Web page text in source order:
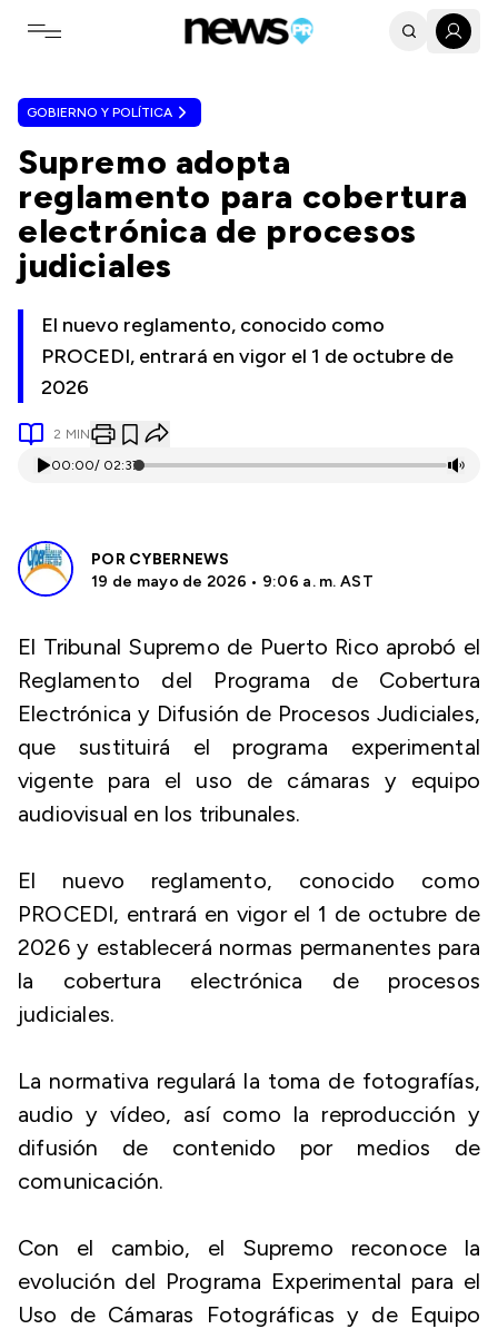
Toggle navigation menu
GOBIERNO Y POLÍTICA
Supremo adopta
reglamento para cobertura
electrónica de procesos
judiciales
El nuevo reglamento, conocido como
PROCEDI, entrará en vigor el 1 de octubre de
2026
2 MIN
00:00/ 02:37
POR CYBERNEWS
19 de mayo de 2026 • 9:06 a. m. AST
El Tribunal Supremo de Puerto Rico aprobó el
Reglamento del Programa de Cobertura
Electrónica y Difusión de Procesos Judiciales,
que sustituirá el programa experimental
vigente para el uso de cámaras y equipo
audiovisual en los tribunales.
El nuevo reglamento, conocido como
PROCEDI, entrará en vigor el 1 de octubre de
2026 y establecerá normas permanentes para
la cobertura electrónica de procesos
judiciales.
La normativa regulará la toma de fotografías,
audio y vídeo, así como la reproducción y
difusión de contenido por medios de
comunicación.
Con el cambio, el Supremo reconoce la
evolución del Programa Experimental para el
Uso de Cámaras Fotográficas y de Equipo